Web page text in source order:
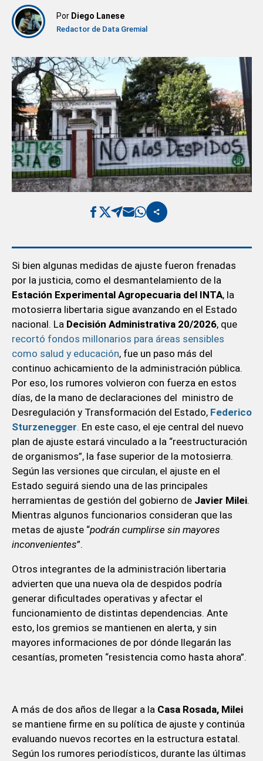
Por Diego Lanese
Redactor de Data Gremial
Si bien algunas medidas de ajuste fueron frenadas
por la justicia, como el desmantelamiento de la
Estación Experimental Agropecuaria del INTA, la
motosierra libertaria sigue avanzando en el Estado
nacional. La Decisión Administrativa 20/2026, que
recortó fondos millonarios para áreas sensibles
como salud y educación, fue un paso más del
continuo achicamiento de la administración pública.
Por eso, los rumores volvieron con fuerza en estos
días, de la mano de declaraciones del ministro de
Desregulación y Transformación del Estado, Federico
Sturzenegger. En este caso, el eje central del nuevo
plan de ajuste estará vinculado a la “reestructuración
de organismos”, la fase superior de la motosierra.
Según las versiones que circulan, el ajuste en el
Estado seguirá siendo una de las principales
herramientas de gestión del gobierno de Javier Milei.
Mientras algunos funcionarios consideran que las
metas de ajuste “podrán cumplirse sin mayores
inconvenientes”.
Otros integrantes de la administración libertaria
advierten que una nueva ola de despidos podría
generar dificultades operativas y afectar el
funcionamiento de distintas dependencias. Ante
esto, los gremios se mantienen en alerta, y sin
mayores informaciones de por dónde llegarán las
cesantías, prometen “resistencia como hasta ahora”.
A más de dos años de llegar a la Casa Rosada, Milei
se mantiene firme en su política de ajuste y continúa
evaluando nuevos recortes en la estructura estatal.
Según los rumores periodísticos, durante las últimas